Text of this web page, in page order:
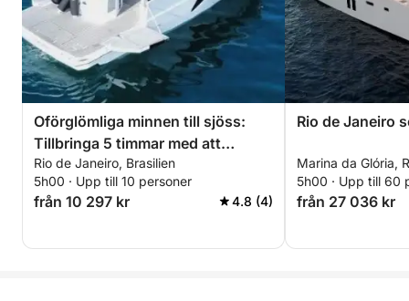
Oförglömliga minnen till sjöss:
Tillbringa 5 timmar med att
utforska Rio de Janeiro
Rio de Janeiro, Brasilien
5h00 · Upp till 10 personer
från 10 297 kr 4.8 (4)
Rio de Janeiro
Marina da Glória,
5h00 · Upp till 60
från 27 036 kr